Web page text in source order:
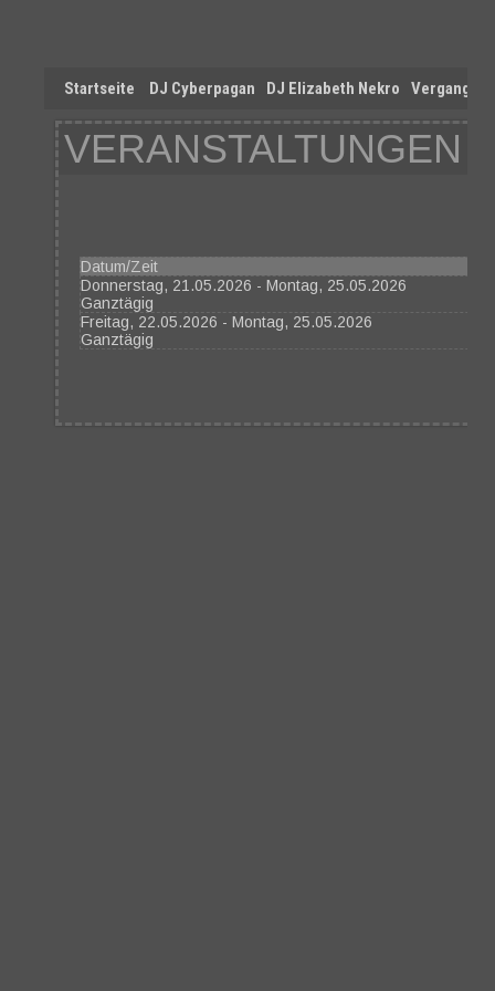
Startseite DJ Cyberpagan DJ Elizabeth Nekro
VERANSTALTUNGEN
Datum/Zeit
Donnerstag, 21.05.2026 - Montag, 25.05.2026
Ganztägig
Freitag, 22.05.2026 - Montag, 25.05.2026
Ganztägig